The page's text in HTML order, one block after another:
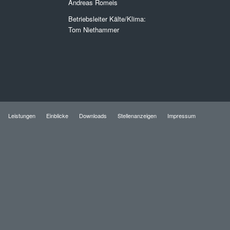
Andreas Romeis
Betriebsleiter Kälte/Klima:
Tom Niethammer
Leistungen Einblicke Downloads Stellenanzeigen Impressum